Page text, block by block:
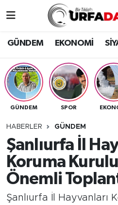
GÜNDEM EKONOMİ
GÜNDEM SPOR
HABERLER GÜNDEM
Şanlıurfa İl
Koruma
Önemli
Şanlıurfa İl Hayvanları
EKONOMİ
SİYASET
SPOR
SAĞLIK
TEKNOLOJİ
Gizlilik ve Güvenlik
İletişim
Nöbetçi Eczaneler
Hava Durumu
Namaz Vakitleri
Trafik Durumu
Süper Lig Puan
Tüm Manşetler
Son Dakika Haberleri